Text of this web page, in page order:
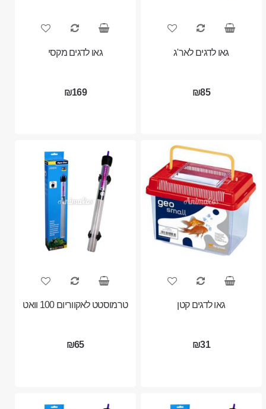
גאו לדגים לאר'ג
₪85
גאו לדגים מקסי
₪169
גאו לדגים קטן
₪31
טרמוסטט לאקווריום 100 וואט
₪65